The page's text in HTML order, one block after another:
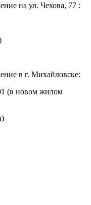
на ул. Чехова, 77 :
в г. Михайловске:
(в новом жилом